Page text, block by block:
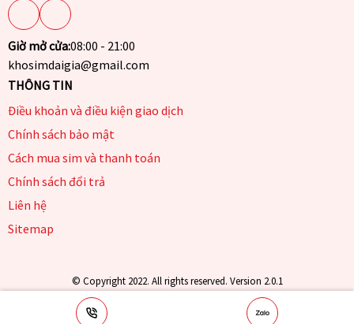
Giờ mở cửa:08:00 - 21:00
khosimdaigia@gmail.com
THÔNG TIN
Điều khoản và điều kiện giao dịch
Chính sách bảo mật
Cách mua sim và thanh toán
Chính sách đổi trả
Liên hệ
Sitemap
© Copyright 2022. All rights reserved. Version 2.0.1